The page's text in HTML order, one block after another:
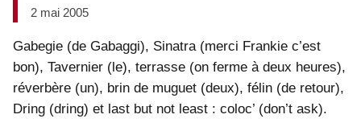
2 mai 2005
Gabegie (de Gabaggi), Sinatra (merci Frankie c’est
bon), Tavernier (le), terrasse (on ferme à deux heures),
réverbère (un), brin de muguet (deux), félin (de retour),
Dring (dring) et last but not least : coloc’ (don’t ask).